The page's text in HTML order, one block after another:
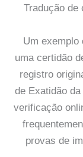
Tradução de
Um exemplo
uma certidão
registro
de Exatidão
verificação
provas de